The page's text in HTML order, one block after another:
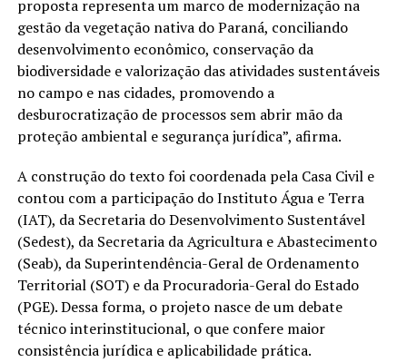
proposta representa um marco de modernização na
gestão da vegetação nativa do Paraná, conciliando
desenvolvimento econômico, conservação da
biodiversidade e valorização das atividades sustentáveis
no campo e nas cidades, promovendo a
desburocratização de processos sem abrir mão da
proteção ambiental e segurança jurídica”, afirma.
A construção do texto foi coordenada pela Casa Civil e
contou com a participação do Instituto Água e Terra
(IAT), da Secretaria do Desenvolvimento Sustentável
(Sedest), da Secretaria da Agricultura e Abastecimento
(Seab), da Superintendência-Geral de Ordenamento
Territorial (SOT) e da Procuradoria-Geral do Estado
(PGE). Dessa forma, o projeto nasce de um debate
técnico interinstitucional, o que confere maior
consistência jurídica e aplicabilidade prática.